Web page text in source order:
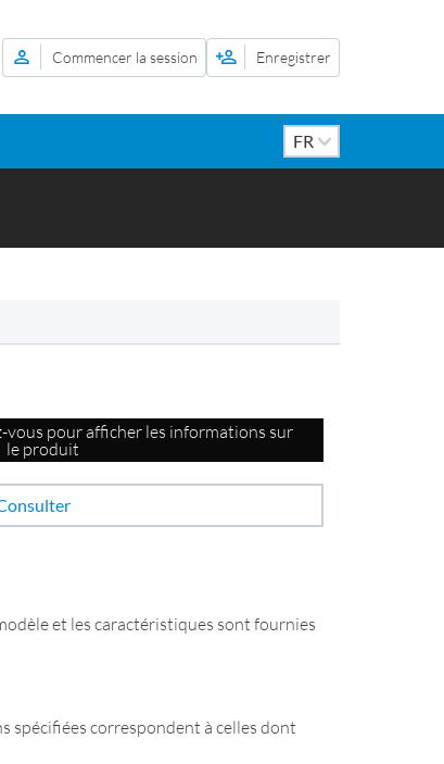
Commencer la session Enregistrer
vous pour afficher les informations sur
le produit
et les caractéristiques sont fournies
spécifiées correspondent à celles dont